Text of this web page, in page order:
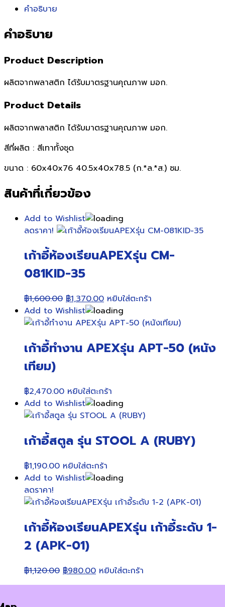
คำอธิบาย
คำอธิบาย
Product Description
ผลิตจากพลาสติก ได้รับมาตรฐานคุณภาพ มอก.
Product Details
ผลิตจากพลาสติก ได้รับมาตรฐานคุณภาพ มอก.
สีที่ผลิต : สีเทาทั้งชุด
ขนาด : 60x40x76 40.5x40x78.5 (ก.*ล.*ส.) ซม.
สินค้าที่เกี่ยวข้อง
Add to Wishlist
ลดราคา!
เก้าอี้ห้องเรียนAPEXรุ่น CM-
081KID-35
฿1,600.00 Original
price
was:
฿1,370.00Current
price
is:
หยิบใส่ตะกร้า
Add to Wishlist
เก้าอี้ทำงาน APEXรุ่น APT-50 (หนัง
เทียม)
฿2,470.00 หยิบใส่ตะกร้า
Add to Wishlist
เก้าอี้สตูล รุ่น STOOL A (RUBY)
฿1,190.00 หยิบใส่ตะกร้า
Add to Wishlist
ลดราคา!
เก้าอี้ห้องเรียนAPEXรุ่น เก้าอี้ระดับ 1-
2 (APK-01)
฿1,120.00 Original
price
฿980.00Current
price
หยิบใส่ตะกร้า